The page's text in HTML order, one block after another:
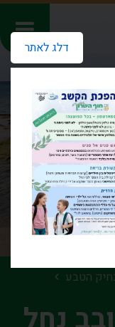
דלג לאתר
בחיק הטבע